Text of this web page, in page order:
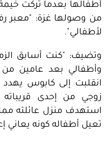
أطفالها بعدما تركت
من وصولها غزة: "معبر
لأطفالي".
وتضيف: "كنت أسابق
وأطفالي بعد عامين من
انقلبت إلى كابوس يهدد
زوجي من إحدى
استهدف منزل عائلته
تعيل أطفاله كونه يعاني